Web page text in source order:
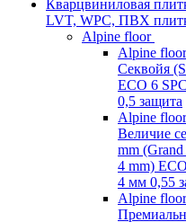
Кварцвиниловая
LVT, WPC, ПВХ
Alpine floor
Alpine floor
Секвойя
ECO 6
0,5 защита
Alpine floor
Величие
mm (Grand
4 mm)
4 мм 0,55
Alpine floor